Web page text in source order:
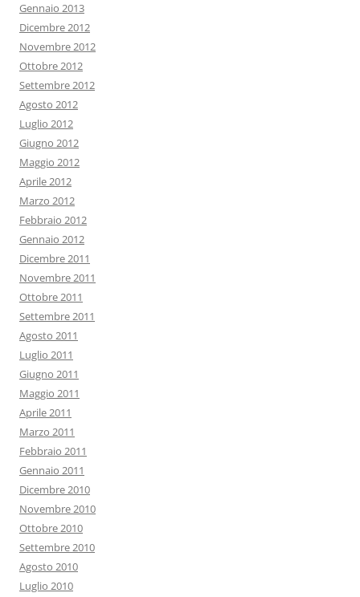
Gennaio 2013
Dicembre 2012
Novembre 2012
Ottobre 2012
Settembre 2012
Agosto 2012
Luglio 2012
Giugno 2012
Maggio 2012
Aprile 2012
Marzo 2012
Febbraio 2012
Gennaio 2012
Dicembre 2011
Novembre 2011
Ottobre 2011
Settembre 2011
Agosto 2011
Luglio 2011
Giugno 2011
Maggio 2011
Aprile 2011
Marzo 2011
Febbraio 2011
Gennaio 2011
Dicembre 2010
Novembre 2010
Ottobre 2010
Settembre 2010
Agosto 2010
Luglio 2010